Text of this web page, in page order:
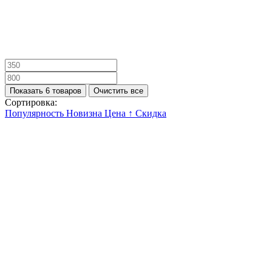
Показать 6 товаров Очистить все
Сортировка:
Популярность Новизна Цена ↑ Скидка